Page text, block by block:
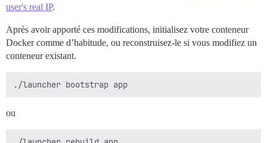
user's real IP.
Après avoir apporté ces modifications, initialisez votre conteneur
Docker comme d’habitude, ou reconstruisez-le si vous modifiez un
conteneur existant.
ou